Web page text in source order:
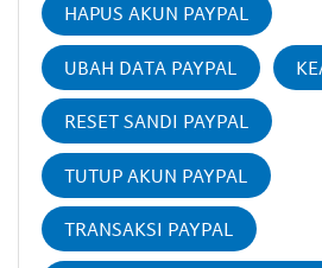
HAPUS AKUN PAYPAL
UBAH DATA PAYPAL
RESET SANDI PAYPAL
TUTUP AKUN PAYPAL
TRANSAKSI PAYPAL